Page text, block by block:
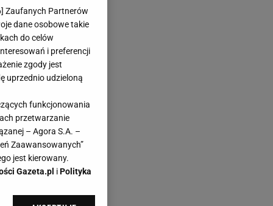
] Zaufanych Partnerów
dane osobowe takie
do celów
i preferencji
zgody jest
uprzednio udzieloną
funkcjonowania
przetwarzanie
– Agora S.A. –
Zaawansowanych”
jest kierowany.
Gazeta.pl iPolityka